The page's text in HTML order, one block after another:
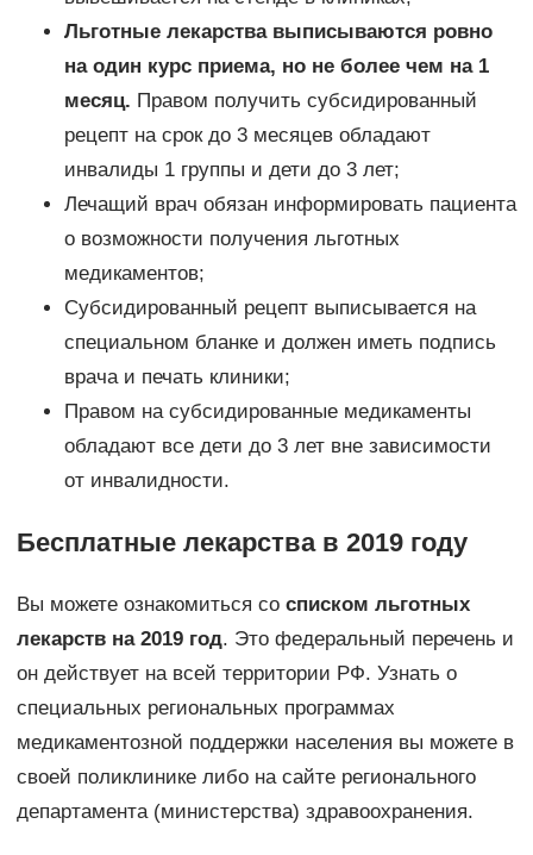
Льготные лекарства выписываются ровно
на один курс приема, но не более чем на 1
месяц. Правом получить субсидированный
рецепт на срок до 3 месяцев обладают
инвалиды 1 группы и дети до 3 лет;
Лечащий врач обязан информировать пациента
о возможности получения льготных
медикаментов;
Субсидированный рецепт выписывается на
специальном бланке и должен иметь подпись
врача и печать клиники;
Правом на субсидированные медикаменты
обладают все дети до 3 лет вне зависимости
от инвалидности.
Бесплатные лекарства в 2019 году
Вы можете ознакомиться со списком льготных
лекарств на 2019 год. Это федеральный перечень и
он действует на всей территории РФ. Узнать о
специальных региональных программах
медикаментозной поддержки населения вы можете в
своей поликлинике либо на сайте регионального
департамента (министерства) здравоохранения.